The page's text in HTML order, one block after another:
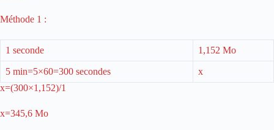
Méthode 1 :
1 seconde 1,152 Mo
5 min=5×60=300 secondes
x
x=(300×1,152)/1
x=345,6 Mo